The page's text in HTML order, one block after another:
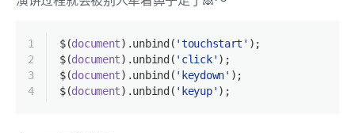
1
2
3
4
$(document).unbind( 'touchstart' );
$(document).unbind( 'click' );
$(document).unbind( 'keydown' );
$(document).unbind( 'keyup' );